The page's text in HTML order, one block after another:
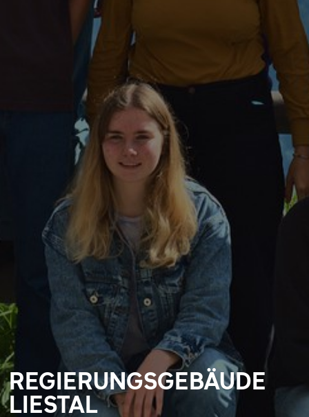
REGIERUNGSGEBÄUDE
LIESTAL